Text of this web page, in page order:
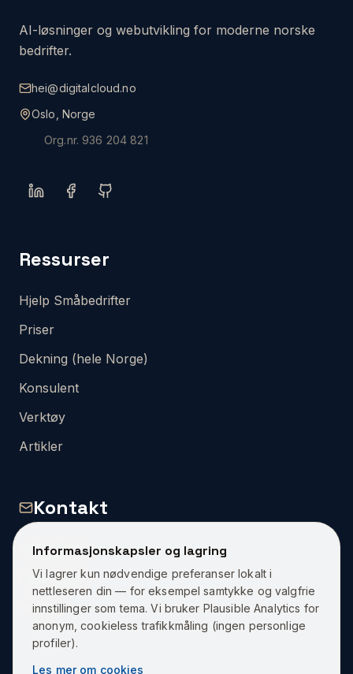
AI-løsninger og webutvikling for moderne norske
bedrifter.
hei@digitalcloud.no
Oslo, Norge
Org.nr.936 204 821
Ressurser
Hjelp Småbedrifter
Priser
Dekning (hele Norge)
Konsulent
Verktøy
Artikler
Kontakt
Kontakt Oss
Få et Tilbud
Om Oss
Informasjonskapsler og lagring
Vi lagrer kun nødvendige preferanser lokalt i
nettleseren din — for eksempel samtykke og valgfrie
innstillinger som tema. Vi bruker Plausible Analytics for
anonym, cookieless trafikkmåling (ingen personlige
profiler).
Les mer om cookies